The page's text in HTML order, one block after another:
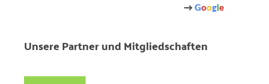
→ Goog e
Unsere Partner und Mitgliedschaften